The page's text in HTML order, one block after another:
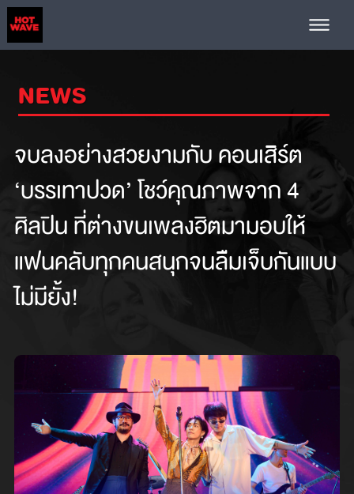
NEWS
จบลงอย่างสวยงามกับ คอนเสิร์ต
‘บรรเทาปวด’ โชว์คุณภาพจาก 4
ศิลปิน ที่ต่างขนเพลงฮิตมามอบให้
แฟนคลับทุกคนสนุกจนลืมเจ็บกันแบบ
ไม่มียั้ง!